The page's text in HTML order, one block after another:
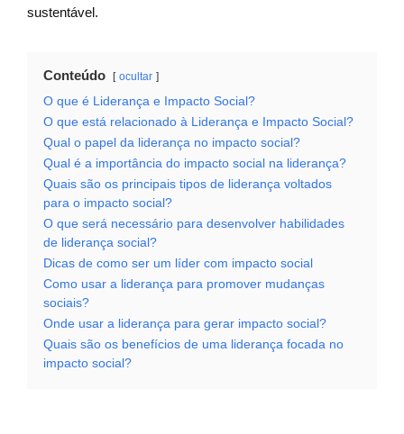
sustentável.
Conteúdo ocultar
O que é Liderança e Impacto Social?
O que está relacionado à Liderança e Impacto Social?
Qual o papel da liderança no impacto social?
Qual é a importância do impacto social na liderança?
Quais são os principais tipos de liderança voltados
para o impacto social?
O que será necessário para desenvolver habilidades
de liderança social?
Dicas de como ser um líder com impacto social
Como usar a liderança para promover mudanças
sociais?
Onde usar a liderança para gerar impacto social?
Quais são os benefícios de uma liderança focada no
impacto social?